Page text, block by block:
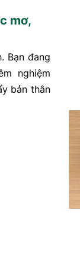
mơ,
Bạn đang
nghiệm
bản thân